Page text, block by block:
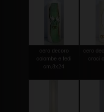
cero decoro
colombe e fedi
cm.8x24
cero
croci